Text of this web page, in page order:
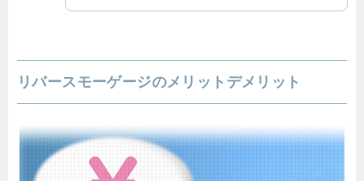
リバースモーゲージのメリットデメリット